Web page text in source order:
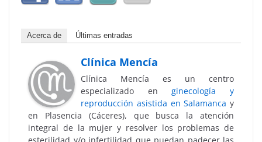
Acerca de Últimas entradas
Clínica Mencía
Clínica Mencía es un centro
especializado enginecología y
reproducción asistida en Salamanca y
en Plasencia (Cáceres), que busca la atención
integral de la mujer y resolver los problemas de
esterilidad y/o infertilidad que puedan padecer las